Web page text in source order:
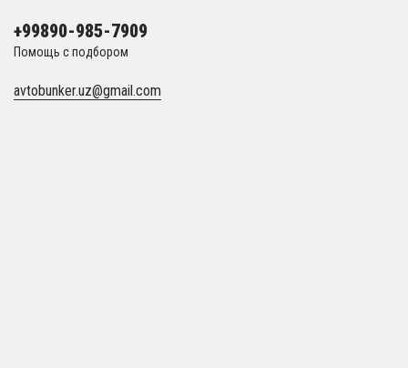
+99890-985-7909
Помощь с подбором
avtobunker.uz@gmail.com